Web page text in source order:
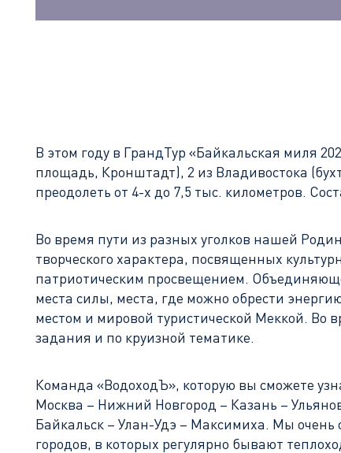
В этом году в ГрандТур «Байкальская миля
площадь, Кронштадт), 2 из Владивостока
преодолеть от 4-х до 7,5 тыс. километров.
Во время пути из разных уголков нашей
творческого характера, посвященных
патриотическим просвещением.
места силы, места, где можно обрести
местом и мировой туристической Меккой. Во
задания и по круизной тематике.
Команда «ВодоходЪ», которую вы сможете
Москва – Нижний Новгород – Казань –
Байкальск – Улан-Удэ – Максимиха. Мы очень
городов, в которых регулярно бывают